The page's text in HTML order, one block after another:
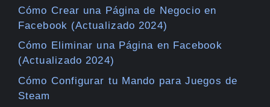
Cómo Crear una Página de Negocio en
Facebook (Actualizado 2024)
Cómo Eliminar una Página en Facebook
(Actualizado 2024)
Cómo Configurar tu Mando para Juegos de
Steam